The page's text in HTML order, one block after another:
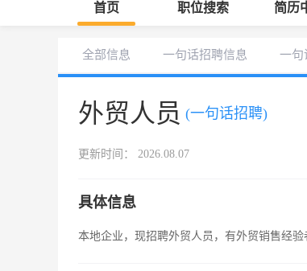
首页 职位搜索 简历
全部信息 一句话招聘信息 一句
外贸人员 (一句话招聘)
更新时间： 2026.08.07
具体信息
本地企业，现招聘外贸人员，有外贸销售经